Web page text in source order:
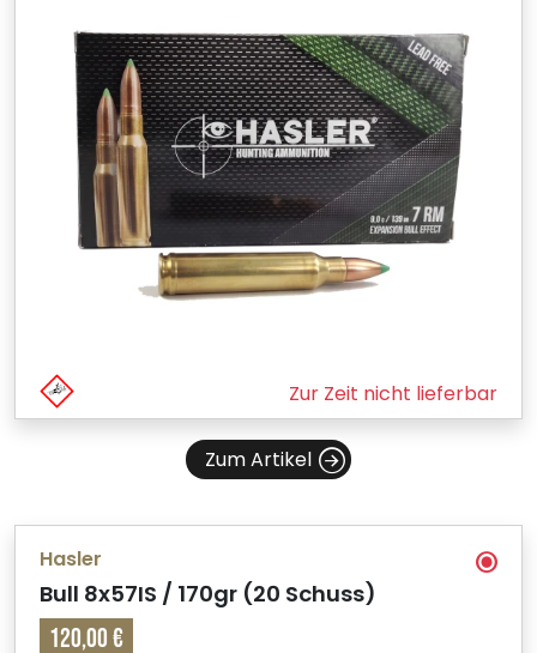
Zur Zeit nicht lieferbar
Zum Artikel
Hasler
Bull 8x57IS / 170gr (20 Schuss)
120,00 €